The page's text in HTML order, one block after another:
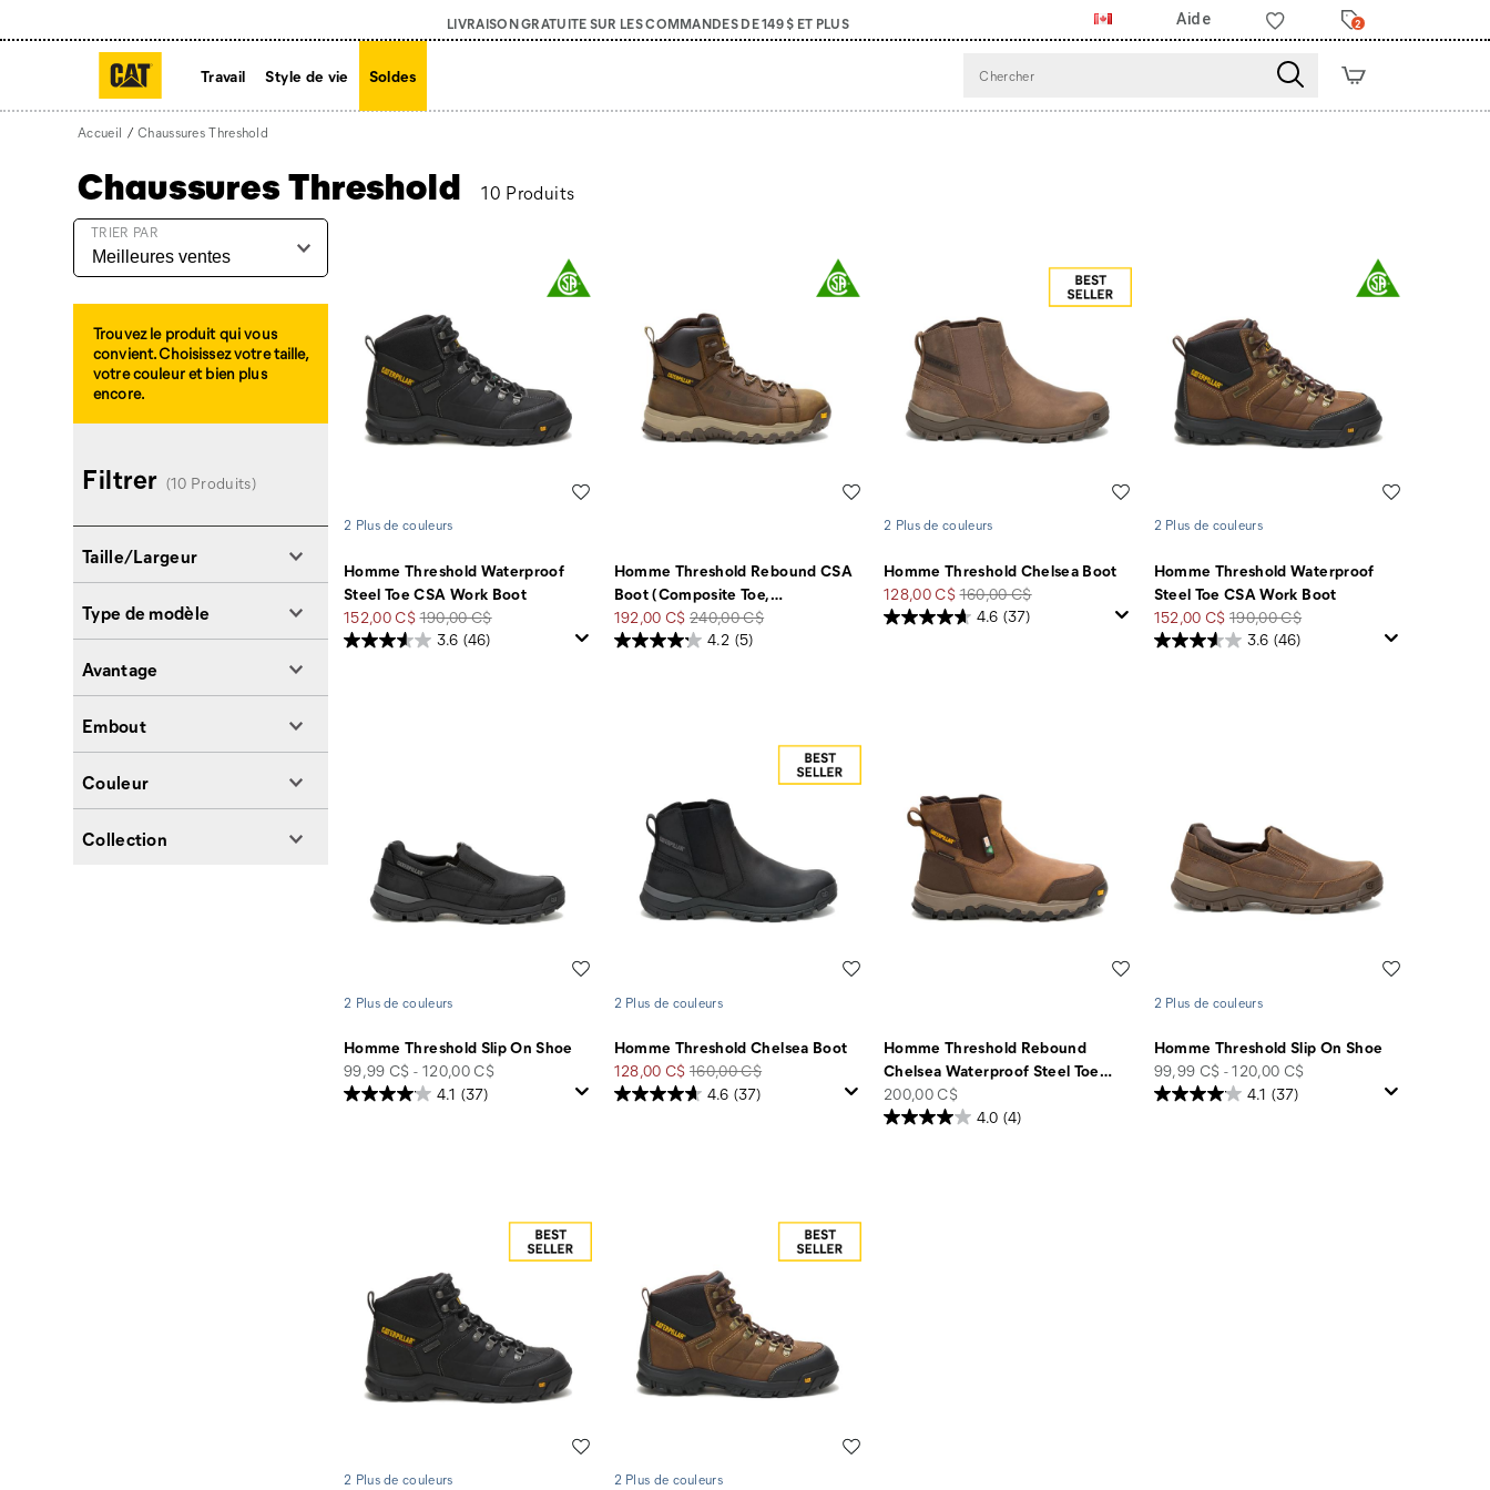
LIVRAISON GRATUITE SUR LES COMMANDES DE 149 $ ET PLUS Aide 2
Travail Style de vie Soldes
Accueil Chaussures Threshold
Chaussures Threshold 10 Produits
2 Plus de couleurs
Homme Threshold Waterproof
Steel Toe CSA Work Boot
Prix
soldé
152,00 C$Prix
de
190,00 C$
3.6 (46)
Homme Threshold Rebound CSA
Boot (Composite Toe,…
Prix
soldé
192,00 C$ Prix
de
240,00 C$
4.2 (5)
2 Plus de couleurs
Homme Threshold Chelsea Boot
Prix
soldé
128,00 C$Prix
de
160,00 C$
4.6 (37)
2 Plus de couleurs
Homme Threshold Waterproof
Steel Toe CSA Work Boot
Prix
soldé
152,00 C$ Prix
de
190,00 C$
3.6 (46)
2 Plus de couleurs
Homme Threshold Slip On Shoe
price
99,99 C$ - 120,00 C$
4.1 (37)
2 Plus de couleurs
Homme Threshold Chelsea Boot
Prix
soldé
128,00 C$ Prix
de
160,00 C$
4.6 (37)
Homme Threshold Rebound
Chelsea Waterproof Steel Toe…
price
200,00 C$
4.0 (4)
2 Plus de couleurs
Homme Threshold Slip On Shoe
price
99,99 C$ - 120,00 C$
4.1 (37)
2 Plus de couleurs
2 Plus de couleurs
TRIER PAR
Trouvez le produit qui vous
convient. Choisissez votre taille,
votre couleur et bien plus
encore.
Filtrer (10 Produits)
Taille/Largeur
Type de modèle
Avantage
Embout
Couleur
Collection